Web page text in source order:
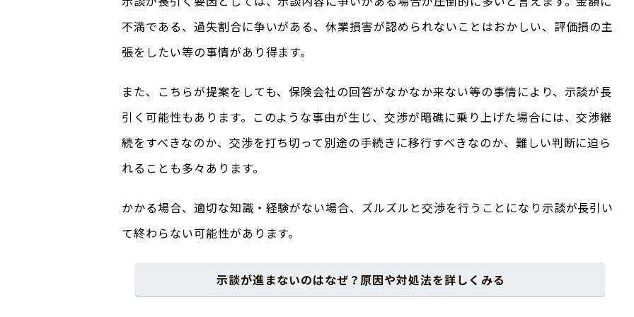
不満である、過失割合に争いがある、休業損害が認められないことはおかしい、評価損の主
張をしたい等の事情があり得ます。
また、こちらが提案をしても、保険会社の回答がなかなか来ない等の事情により、示談が長
引く可能性もあります。このような事由が生じ、交渉が暗礁に乗り上げた場合には、交渉継
続をすべきなのか、交渉を打ち切って別途の手続きに移行すべきなのか、難しい判断に迫ら
れることも多々あります。
かかる場合、適切な知識・経験がない場合、ズルズルと交渉を行うことになり示談が長引い
て終わらない可能性があります。
示談が進まないのはなぜ？原因や対処法を詳しくみる